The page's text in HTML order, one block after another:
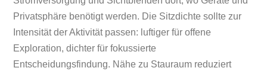
Privatsphäre benötigt werden. Die Sitzdichte sollte zur
Intensität der Aktivität passen: luftiger für offene
Exploration, dichter für fokussierte
Entscheidungsfindung. Nähe zu Stauraum reduziert